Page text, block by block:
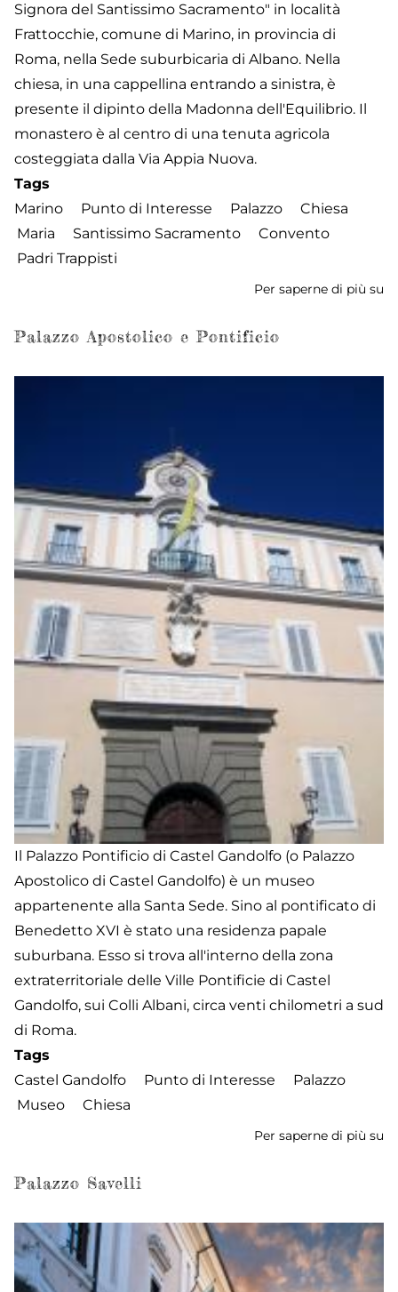
Signora del Santissimo Sacramento" in località
Frattocchie, comune di Marino, in provincia di
Roma, nella Sede suburbicaria di Albano. Nella
chiesa, in una cappellina entrando a sinistra, è
presente il dipinto della Madonna dell'Equilibrio. Il
monastero è al centro di una tenuta agricola
costeggiata dalla Via Appia Nuova.
Tags
Marino
Punto di Interesse Palazzo
Chiesa
Maria
Santissimo Sacramento
Convento
Padri Trappisti
Per saperne di più su
Palazzo Apostolico e Pontificio
Il Palazzo Pontificio di Castel Gandolfo (o Palazzo
Apostolico di Castel Gandolfo) è un museo
appartenente alla Santa Sede. Sino al pontificato di
Benedetto XVI è stato una residenza papale
suburbana. Esso si trova all'interno della zona
extraterritoriale delle Ville Pontificie di Castel
Gandolfo, sui Colli Albani, circa venti chilometri a sud
di Roma.
Tags
Castel Gandolfo
Punto di Interesse
Palazzo
Museo
Chiesa
Per saperne di più su
Palazzo Savelli